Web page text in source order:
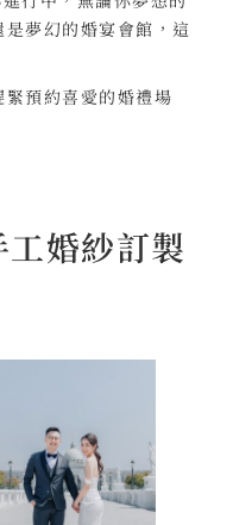
夢幻的婚宴會館，這
預約喜愛的婚禮場
婚紗訂製